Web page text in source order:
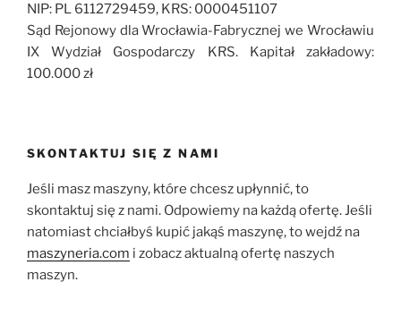
NIP: PL 6112729459, KRS: 0000451107
Sąd Rejonowy dla Wrocławia-Fabrycznej we Wrocławiu
IX Wydział Gospodarczy KRS. Kapitał zakładowy:
100.000 zł
SKONTAKTUJ SIĘ Z NAMI
Jeśli masz maszyny, które chcesz upłynnić, to
skontaktuj się z nami. Odpowiemy na każdą ofertę. Jeśli
natomiast chciałbyś kupić jakąś maszynę, to wejdź na
maszyneria.com i zobacz aktualną ofertę naszych
maszyn.